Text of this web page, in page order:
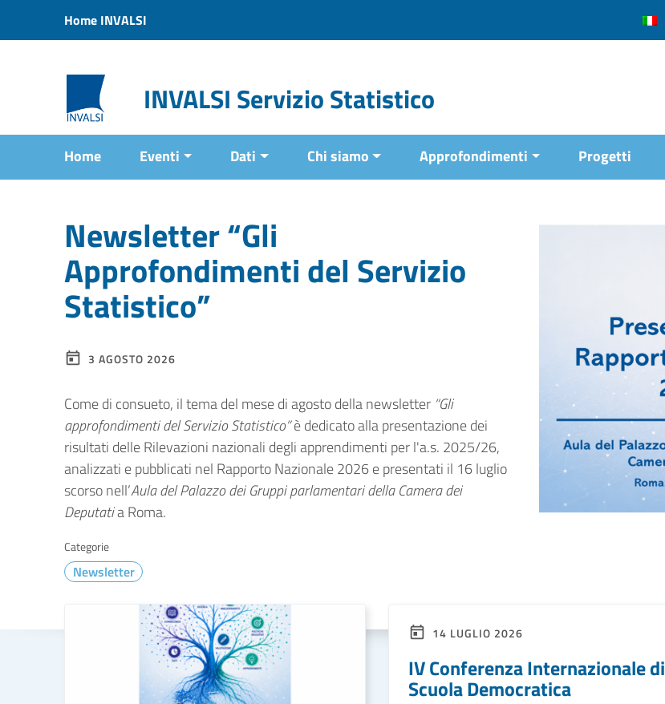
Vai al menu di navigazione
Home INVALSI
INVALSI Servizio Statistico
Home Eventi Dati Chi siamo Approfondimenti Progetti
Newsletter “Gli
Approfondimenti del Servizio
Statistico”
3 AGOSTO 2026
Come di consueto, il tema del mese di agosto della newsletter “Gli
approfondimenti del Servizio Statistico”è dedicato alla presentazione dei
risultati delle Rilevazioni nazionali degli apprendimenti per l'a.s. 2025/26,
analizzati e pubblicati nel Rapporto Nazionale 2026 e presentati il 16 luglio
scorso nell’Aula del Palazzo dei Gruppi parlamentari della Camera dei
Deputatia Roma.
Categorie
Newsletter
TUTTE LE NOVITÀ
14 LUGLIO 2026
IV Conferenza Internazionale di
Scuola Democratica